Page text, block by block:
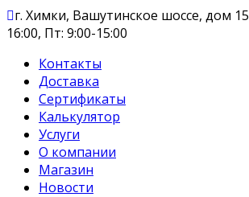
г. Химки, Вашутинское шоссе, дом 15
16:00, Пт: 9:00-15:00
Контакты
Доставка
Сертификаты
Калькулятор
Услуги
О компании
Магазин
Новости